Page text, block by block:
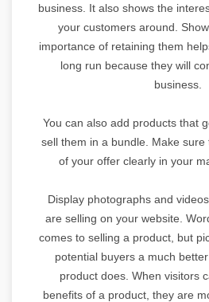
business. It also shows the
your customers around.
importance of retaining them
long run because they will
business.
You can also add products that
sell them in a bundle. Make
of your offer clearly in your
Display photographs and
are selling on your website.
comes to selling a product, but
potential buyers a much
product does. When visitors
benefits of a product, they are